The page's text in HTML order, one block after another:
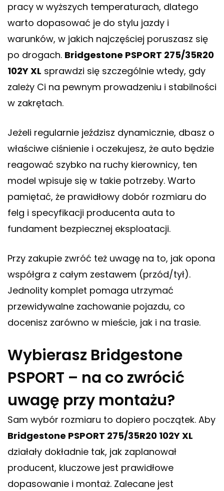
pracy w wyższych temperaturach, dlatego
warto dopasować je do stylu jazdy i
warunków, w jakich najczęściej poruszasz się
po drogach. Bridgestone PSPORT 275/35R20
102Y XL sprawdzi się szczególnie wtedy, gdy
zależy Ci na pewnym prowadzeniu i stabilności
w zakrętach.
Jeżeli regularnie jeździsz dynamicznie, dbasz o
właściwe ciśnienie i oczekujesz, że auto będzie
reagować szybko na ruchy kierownicy, ten
model wpisuje się w takie potrzeby. Warto
pamiętać, że prawidłowy dobór rozmiaru do
felg i specyfikacji producenta auta to
fundament bezpiecznej eksploatacji.
Przy zakupie zwróć też uwagę na to, jak opona
współgra z całym zestawem (przód/tył).
Jednolity komplet pomaga utrzymać
przewidywalne zachowanie pojazdu, co
docenisz zarówno w mieście, jak i na trasie.
Wybierasz Bridgestone
PSPORT – na co zwrócić
uwagę przy montażu?
Sam wybór rozmiaru to dopiero początek. Aby
Bridgestone PSPORT 275/35R20 102Y XL
działały dokładnie tak, jak zaplanował
producent, kluczowe jest prawidłowe
dopasowanie i montaż. Zalecane jest